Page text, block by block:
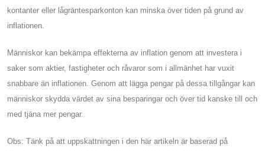
kontanter eller lågräntesparkonton kan minska över tiden på grund av
inflationen.
Människor kan bekämpa effekterna av inflation genom att investera i
saker som aktier, fastigheter och råvaror som i allmänhet har vuxit
snabbare än inflationen. Genom att lägga pengar på dessa tillgångar kan
människor skydda värdet av sina besparingar och över tid kanske till och
med tjäna mer pengar.
Obs: Tänk på att uppskattningen i den här artikeln är baserad på